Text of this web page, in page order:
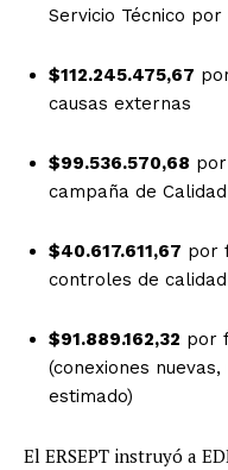
Servicio Técnico
$112.245.475,67
causas externas
$99.536.570,68
campaña de
$40.617.611,67 por
controles de calidad
$91.889.162,32 por
(conexiones
estimado)
El ERSEPT instruyó a